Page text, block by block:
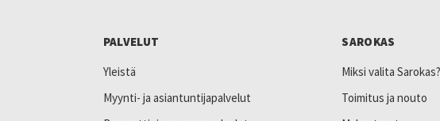
PALVELUT
Yleistä
Myynti- ja asiantuntijapalvelut
SAROKAS
Miksi valita Sarokas?
Toimitus ja nouto